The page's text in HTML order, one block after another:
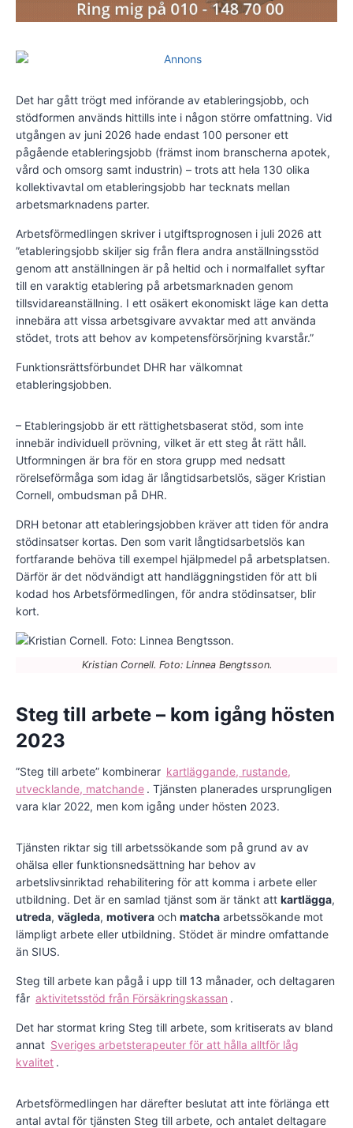
Det har gått trögt med införande av etableringsjobb, och
stödformen används hittills inte i någon större omfattning. Vid
utgången av juni 2026 hade endast 100 personer ett
pågående etableringsjobb (främst inom branscherna apotek,
vård och omsorg samt industrin) – trots att hela 130 olika
kollektivavtal om etableringsjobb har tecknats mellan
arbetsmarknadens parter.
Arbetsförmedlingen skriver i utgiftsprognosen i juli 2026 att
”etableringsjobb skiljer sig från flera andra anställningsstöd
genom att anställningen är på heltid och i normalfallet syftar
till en varaktig etablering på arbetsmarknaden genom
tillsvidareanställning. I ett osäkert ekonomiskt läge kan detta
innebära att vissa arbetsgivare avvaktar med att använda
stödet, trots att behov av kompetensförsörjning kvarstår.”
Funktionsrättsförbundet DHR har välkomnat
etableringsjobben.
– Etableringsjobb är ett rättighetsbaserat stöd, som inte
innebär individuell prövning, vilket är ett steg åt rätt håll.
Utformningen är bra för en stora grupp med nedsatt
rörelseförmåga som idag är långtidsarbetslös, säger Kristian
Cornell, ombudsman på DHR.
DRH betonar att etableringsjobben kräver att tiden för andra
stödinsatser kortas. Den som varit långtidsarbetslös kan
fortfarande behöva till exempel hjälpmedel på arbetsplatsen.
Därför är det nödvändigt att handläggningstiden för att bli
kodad hos Arbetsförmedlingen, för andra stödinsatser, blir
kort.
Kristian Cornell. Foto: Linnea Bengtsson.
Steg till arbete – kom igång hösten
2023
”Steg till arbete” kombinerar kartläggande, rustande,
utvecklande, matchande . Tjänsten planerades ursprungligen
vara klar 2022, men kom igång under hösten 2023.
Tjänsten riktar sig till arbetssökande som på grund av av
ohälsa eller funktionsnedsättning har behov av
arbetslivsinriktad rehabilitering för att komma i arbete eller
utbildning. Det är en samlad tjänst som är tänkt att kartlägga,
utreda, vägleda, motivera och matcha arbetssökande mot
lämpligt arbete eller utbildning. Stödet är mindre omfattande
än SIUS.
Steg till arbete kan pågå i upp till 13 månader, och deltagaren
får aktivitetsstöd från Försäkringskassan .
Det har stormat kring Steg till arbete, som kritiserats av bland
annat Sveriges arbetsterapeuter för att hålla alltför låg
kvalitet .
Arbetsförmedlingen har därefter beslutat att inte förlänga ett
antal avtal för tjänsten Steg till arbete, och antalet deltagare